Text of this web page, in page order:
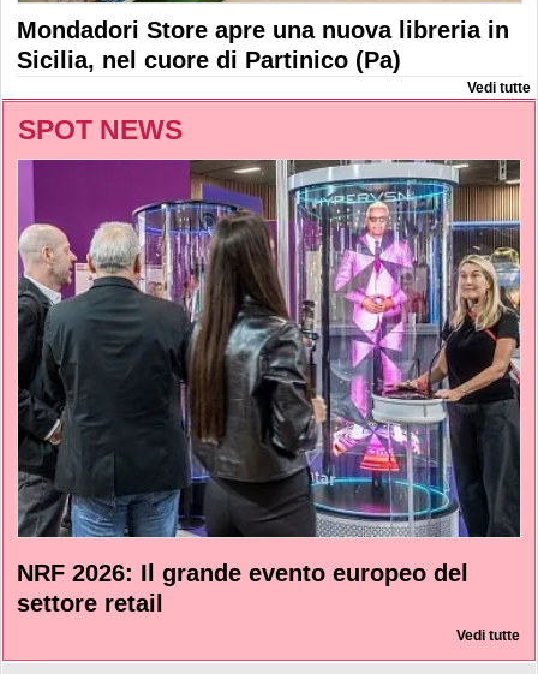
Mondadori Store apre una nuova libreria in
Sicilia, nel cuore di Partinico (Pa)
Vedi tutte
SPOT NEWS
NRF 2026: Il grande evento europeo del
settore retail
Vedi tutte